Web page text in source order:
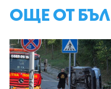
ОЩЕ ОТ